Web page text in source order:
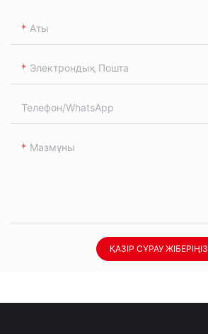
Аты
Электрондық Пошта
Телефон/whatsApp
Мазмұны
ҚАЗІР СҰРАУ ЖІБЕРІҢІЗ